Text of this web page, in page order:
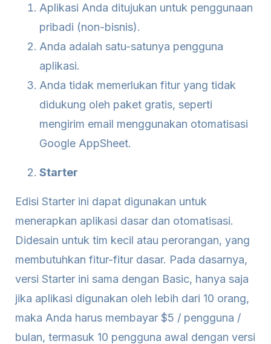
Aplikasi Anda ditujukan untuk penggunaan
pribadi (non-bisnis).
Anda adalah satu-satunya pengguna
aplikasi.
Anda tidak memerlukan fitur yang tidak
didukung oleh paket gratis, seperti
mengirim email menggunakan otomatisasi
Google AppSheet.
Starter
Edisi Starter ini dapat digunakan untuk
menerapkan aplikasi dasar dan otomatisasi.
Didesain untuk tim kecil atau perorangan, yang
membutuhkan fitur-fitur dasar. Pada dasarnya,
versi Starter ini sama dengan Basic, hanya saja
jika aplikasi digunakan oleh lebih dari 10 orang,
maka Anda harus membayar $5 / pengguna /
bulan, termasuk 10 pengguna awal dengan versi